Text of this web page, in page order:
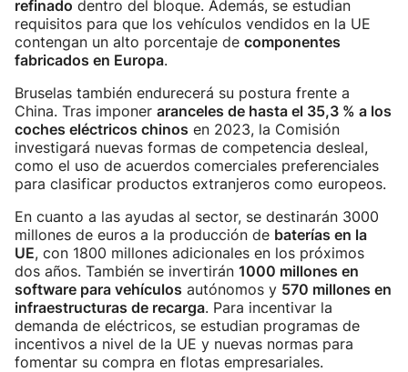
refinado dentro del bloque. Además, se estudian
requisitos para que los vehículos vendidos en la UE
contengan un alto porcentaje de componentes
fabricados en Europa.
Bruselas también endurecerá su postura frente a
China. Tras imponer aranceles de hasta el 35,3 % a los
coches eléctricos chinos en 2023, la Comisión
investigará nuevas formas de competencia desleal,
como el uso de acuerdos comerciales preferenciales
para clasificar productos extranjeros como europeos.
En cuanto a las ayudas al sector, se destinarán 3000
millones de euros a la producción de baterías en la
UE, con 1800 millones adicionales en los próximos
dos años. También se invertirán 1000 millones en
software para vehículos autónomos y 570 millones en
infraestructuras de recarga. Para incentivar la
demanda de eléctricos, se estudian programas de
incentivos a nivel de la UE y nuevas normas para
fomentar su compra en flotas empresariales.